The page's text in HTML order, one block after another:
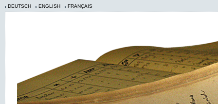
DEUTSCH ENGLISH FRANÇAIS